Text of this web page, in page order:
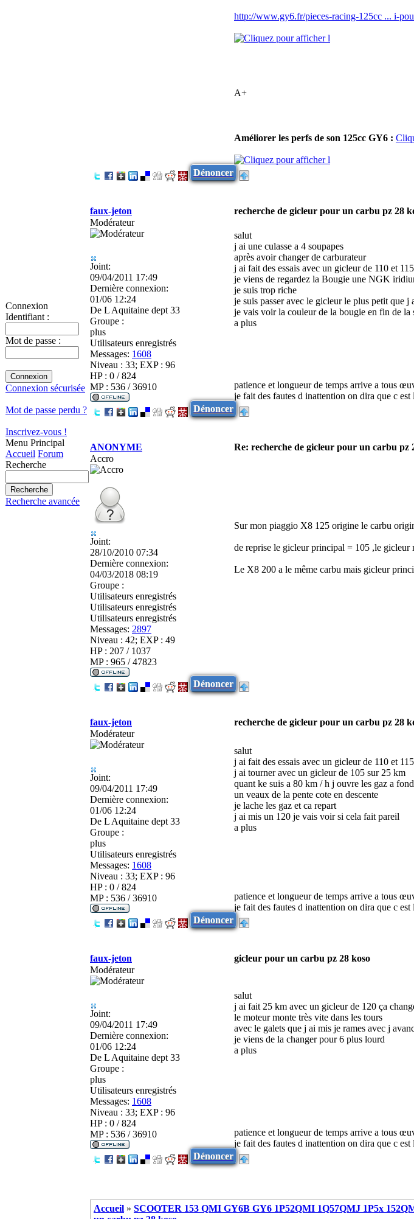
Connexion
Identifiant :
Mot de passe :
Connexion sécurisée
Mot de passe perdu ?
Inscrivez-vous !
Menu Principal
Accueil Forum
Recherche
Recherche avancée
http://www.gy6.fr/pieces-racing-125cc ... i-
A+
Améliorer les perfs de son 125cc GY6 :
Dénoncer
faux-jeton recherche de gicleur pour un carbu pz 28
Modérateur
Joint:
09/04/2011 17:49
Dernière connexion:
01/06 12:24
De L Aquitaine dept 33
Groupe :
plus
Utilisateurs enregistrés
Messages: 1608
Niveau : 33; EXP : 96
HP : 0 / 824
MP : 536 / 36910
salut
j ai une culasse a 4 soupapes
après avoir changer de carburateur
j ai fait des essais avec un gicleur de 110 et
je viens de regardez la Bougie une NGK
je suis trop riche
je suis passer avec le gicleur le plus petit que j
je vais voir la couleur de la bougie en fin de la
a plus
patience et longueur de temps arrive a tous
je fait des fautes d inattention on dira que c
Dénoncer
ANONYME Re: recherche de gicleur pour un carbu pz
Accro
Joint:
28/10/2010 07:34
Dernière connexion:
04/03/2018 08:19
Groupe :
Utilisateurs enregistrés
Utilisateurs enregistrés
Utilisateurs enregistrés
Messages: 2897
Niveau : 42; EXP : 49
HP : 207 / 1037
MP : 965 / 47823
Sur mon piaggio X8 125 origine le carbu
de reprise le gicleur principal = 105 ,le gicleur
Le X8 200 a le même carbu mais gicleur
Dénoncer
faux-jeton recherche de gicleur pour un carbu pz 28
Modérateur
Joint:
09/04/2011 17:49
Dernière connexion:
01/06 12:24
De L Aquitaine dept 33
Groupe :
plus
Utilisateurs enregistrés
Messages: 1608
Niveau : 33; EXP : 96
HP : 0 / 824
MP : 536 / 36910
salut
j ai fait des essais avec un gicleur de 110 et
j ai tourner avec un gicleur de 105 sur 25 km
quant ke suis a 80 km / h j ouvre les gaz a
un veaux de la pente cote en descente
je lache les gaz et ca repart
j ai mis un 120 je vais voir si cela fait pareil
a plus
patience et longueur de temps arrive a tous
je fait des fautes d inattention on dira que c
Dénoncer
faux-jeton gicleur pour un carbu pz 28 koso
Modérateur
Joint:
09/04/2011 17:49
Dernière connexion:
01/06 12:24
De L Aquitaine dept 33
Groupe :
plus
Utilisateurs enregistrés
Messages: 1608
Niveau : 33; EXP : 96
HP : 0 / 824
MP : 536 / 36910
salut
j ai fait 25 km avec un gicleur de 120 ça
le moteur monte très vite dans les tours
avec le galets que j ai mis je rames avec j
je viens de la changer pour 6 plus lourd
a plus
patience et longueur de temps arrive a tous
je fait des fautes d inattention on dira que c
Dénoncer
Accueil » SCOOTER 153 QMI GY6B GY6 1P52QMI 1Q57QMJ 1P5x